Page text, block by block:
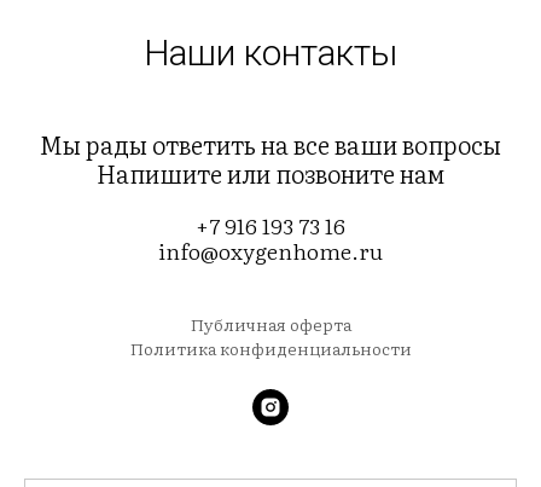
Наши контакты
Мы рады ответить на все ваши вопросы
Напишите или позвоните нам
+7 916 193 73 16
info@oxygenhome.ru
Публичная оферта
Политика конфиденциальности